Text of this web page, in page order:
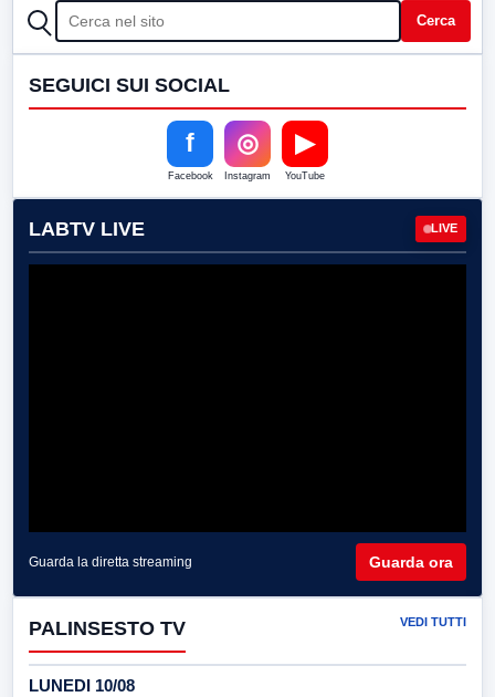
CERCA Cerca
SEGUICI SUI SOCIAL
f
Facebook
◎
Instagram
▶
YouTube
LABTV LIVE LIVE
Guarda la diretta streaming Guarda ora
PALINSESTO TV VEDI TUTTI
LUNEDI 10/08